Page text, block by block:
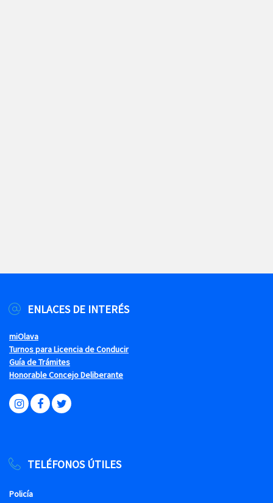
ENLACES DE INTERÉS
miOlava
Turnos para Licencia de Conducir
Guía de Trámites
Honorable Concejo Deliberante
TELÉFONOS ÚTILES
Policía